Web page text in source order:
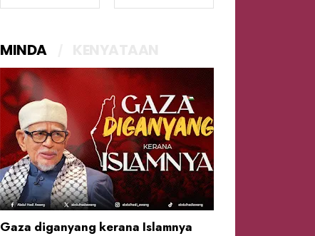
MINDA
Gaza diganyang kerana Islamnya